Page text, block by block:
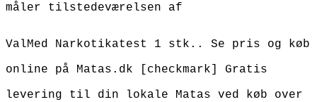
måler tilstedeværelsen af
ValMed Narkotikatest 1 stk.. Se pris og køb
online på Matas.dk [checkmark] Gratis
levering til din lokale Matas ved køb over